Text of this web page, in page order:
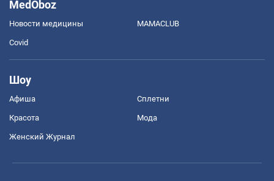
MedOboz
Новости медицины MAMACLUB
Covid
Шоу
Афиша Сплетни
Красота Мода
Женский Журнал